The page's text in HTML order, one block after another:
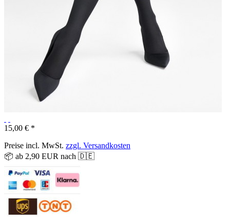
15,00 € *
Preise incl. MwSt. zzgl. Versandkosten
📦 ab 2,90 EUR nach 🇩🇪